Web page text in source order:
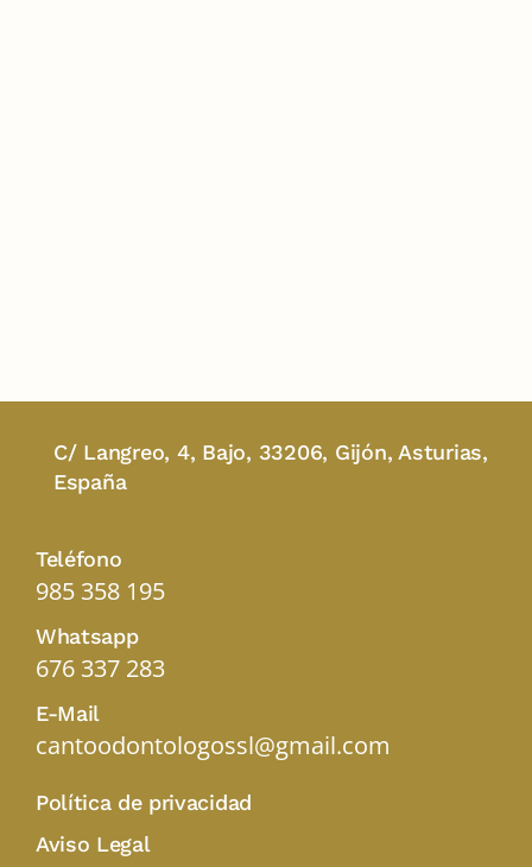
C/ Langreo, 4, Bajo, 33206, Gijón, Asturias,
España
Teléfono
985 358 195
Whatsapp
676 337 283
E-Mail
cantoodontologossl@gmail.com
Política de privacidad
Aviso Legal